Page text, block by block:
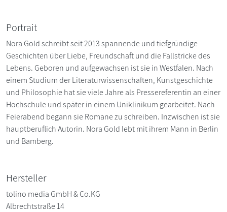
Portrait
Nora Gold schreibt seit 2013 spannende und tiefgründige
Geschichten über Liebe, Freundschaft und die Fallstricke des
Lebens. Geboren und aufgewachsen ist sie in Westfalen. Nach
einem Studium der Literaturwissenschaften, Kunstgeschichte
und Philosophie hat sie viele Jahre als Pressereferentin an einer
Hochschule und später in einem Uniklinikum gearbeitet. Nach
Feierabend begann sie Romane zu schreiben. Inzwischen ist sie
hauptberuflich Autorin. Nora Gold lebt mit ihrem Mann in Berlin
und Bamberg.
Hersteller
tolino media GmbH & Co.KG
Albrechtstraße 14